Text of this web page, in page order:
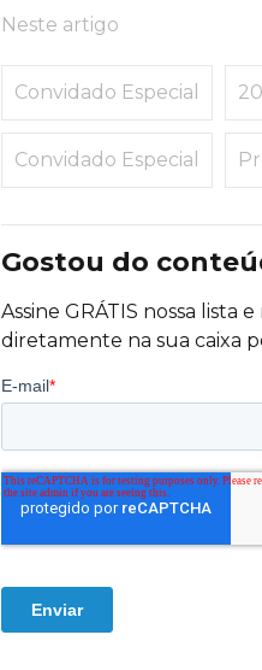
Neste artigo
Convidado Especial
Convidado Especial
Gostou do
Assine GRÁTIS nossa lista
diretamente na sua caixa